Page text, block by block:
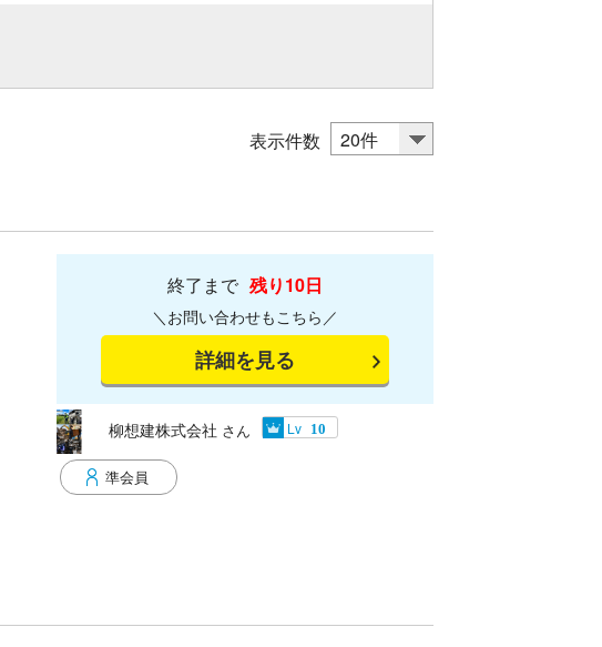
表示件数
終了まで 残り10日
＼お問い合わせもこちら／
詳細を見る
柳想建株式会社 さん Lv 10
準会員